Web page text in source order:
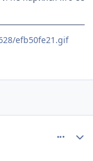
efb50fe21.gif